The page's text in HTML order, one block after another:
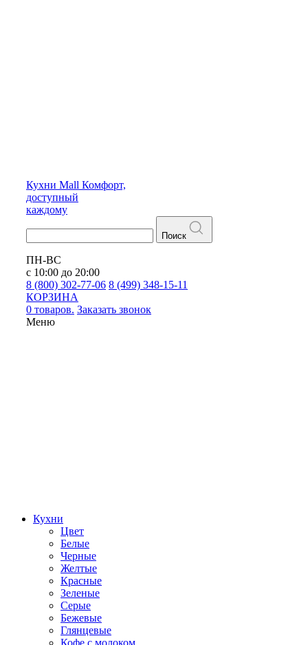
Кухни Mall Комфорт,
доступный
каждому
Поиск
ПН-ВС
с 10:00 до 20:00
8 (800) 302-77-06 8 (499) 348-15-11
КОРЗИНА
0 товаров. Заказать звонок
Меню
Кухни
Цвет
Белые
Черные
Желтые
Красные
Зеленые
Серые
Бежевые
Глянцевые
Кофе с молоком